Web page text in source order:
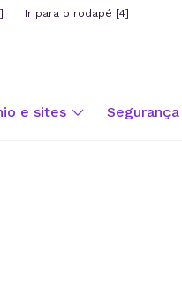
Ir para o rodapé [4]
e sites Segurança